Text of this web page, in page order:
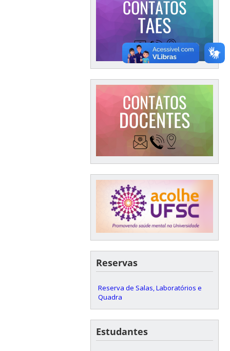
Reservas
Reserva de Salas, Laboratórios e
Quadra
Estudantes